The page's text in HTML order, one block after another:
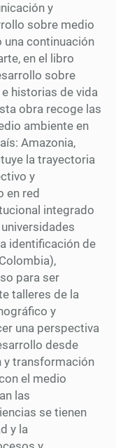
y
sobre medio
una continuación
en el libro
sobre
historias de vida
obra recoge las
ambiente en
Amazonia,
la trayectoria
y
en red
integrado
identificación de
para ser
talleres de la
y
una perspectiva
desde
y transformación
el medio
las
se tienen
y la